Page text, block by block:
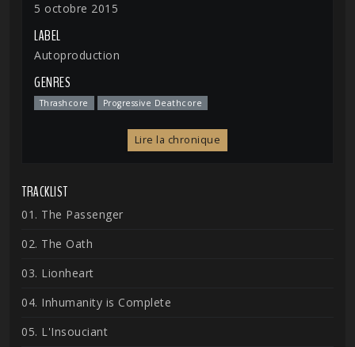
5 octobre 2015
LABEL
Autoproduction
GENRES
Thrashcore Progressive Deathcore
Lire la chronique
TRACKLIST
01. The Passenger
02. The Oath
03. Lionheart
04. Inhumanity is Complete
05. L'Insouciant